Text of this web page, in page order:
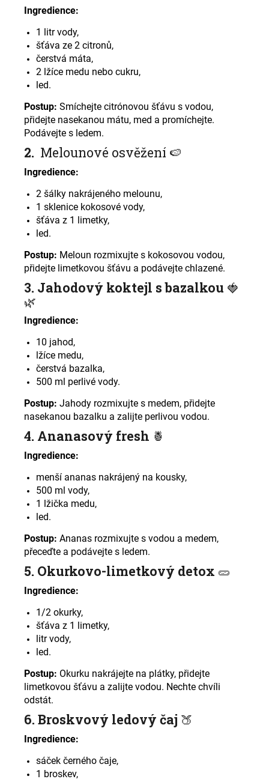
Ingredience:
1 litr vody,
šťáva ze 2 citronů,
čerstvá máta,
2 lžíce medu nebo cukru,
led.
Postup: Smíchejte citrónovou šťávu s vodou,
přidejte nasekanou mátu, med a promíchejte.
Podávejte s ledem.
2. Melounové osvěžení 🍉
Ingredience:
2 šálky nakrájeného melounu,
1 sklenice kokosové vody,
šťáva z 1 limetky,
led.
Postup: Meloun rozmixujte s kokosovou vodou,
přidejte limetkovou šťávu a podávejte chlazené.
3. Jahodový koktejl s bazalkou 🍓
🌿
Ingredience:
10 jahod,
lžíce medu,
čerstvá bazalka,
500 ml perlivé vody.
Postup: Jahody rozmixujte s medem, přidejte
nasekanou bazalku a zalijte perlivou vodou.
4. Ananasový fresh 🍍
Ingredience:
menší ananas nakrájený na kousky,
500 ml vody,
1 lžička medu,
led.
Postup: Ananas rozmixujte s vodou a medem,
přeceďte a podávejte s ledem.
5. Okurkovo-limetkový detox 🥒
Ingredience:
1/2 okurky,
šťáva z 1 limetky,
litr vody,
led.
Postup: Okurku nakrájejte na plátky, přidejte
limetkovou šťávu a zalijte vodou. Nechte chvíli
odstát.
6. Broskvový ledový čaj 🍑
Ingredience:
sáček černého čaje,
1 broskev,